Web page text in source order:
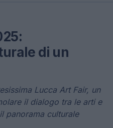
di un
Lucca Art Fair, un
il dialogo tra le arti e
panorama culturale